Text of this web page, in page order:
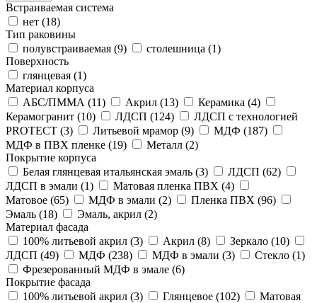
Встраиваемая система
нет (18)
Тип раковины
полувстраиваемая (9) столешница (1)
Поверхность
глянцевая (1)
Материал корпуса
АБС/ПММА (11) Акрил (13) Керамика (4)
Керамогранит (10) ЛДСП (124)
ЛДСП с технологией
PROTECT (3) Литьевой мрамор (9) МДФ (187)
МДФ в ПВХ пленке (19) Металл (2)
Покрытие корпуса
Белая глянцевая итальянская эмаль (3) ЛДСП (62)
ЛДСП в эмали (1) Матовая пленка ПВХ (4)
Матовое (65) МДФ в эмали (2) Пленка ПВХ (96)
Эмаль (18) Эмаль, акрил (2)
Материал фасада
100% литьевой акрил (3) Акрил (8) Зеркало (10)
ЛДСП (49) МДФ (238) МДФ в эмали (3) Стекло (1)
Фрезерованный МДФ в эмале (6)
Покрытие фасада
100% литьевой акрил (3) Глянцевое (102)
Матовая